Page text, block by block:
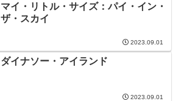
マイ・リトル・サイズ：パイ・イン・
ザ・スカイ
2023.09.01
ダイナソー・アイランド
2023.09.01